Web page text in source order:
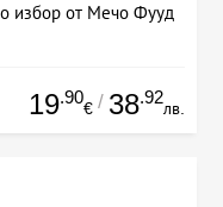
избор от Мечо Фууд
19.90
€ / 38.92
лв.